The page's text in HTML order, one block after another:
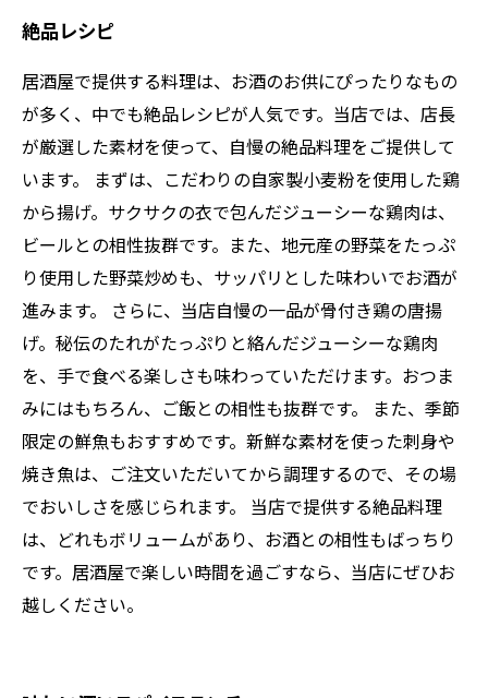
絶品レシピ
居酒屋で提供する料理は、お酒のお供にぴったりなもの
が多く、中でも絶品レシピが人気です。当店では、店長
が厳選した素材を使って、自慢の絶品料理をご提供して
います。 まずは、こだわりの自家製小麦粉を使用した鶏
から揚げ。サクサクの衣で包んだジューシーな鶏肉は、
ビールとの相性抜群です。また、地元産の野菜をたっぷ
り使用した野菜炒めも、サッパリとした味わいでお酒が
進みます。 さらに、当店自慢の一品が骨付き鶏の唐揚
げ。秘伝のたれがたっぷりと絡んだジューシーな鶏肉
を、手で食べる楽しさも味わっていただけます。おつま
みにはもちろん、ご飯との相性も抜群です。 また、季節
限定の鮮魚もおすすめです。新鮮な素材を使った刺身や
焼き魚は、ご注文いただいてから調理するので、その場
でおいしさを感じられます。 当店で提供する絶品料理
は、どれもボリュームがあり、お酒との相性もばっちり
です。居酒屋で楽しい時間を過ごすなら、当店にぜひお
越しください。